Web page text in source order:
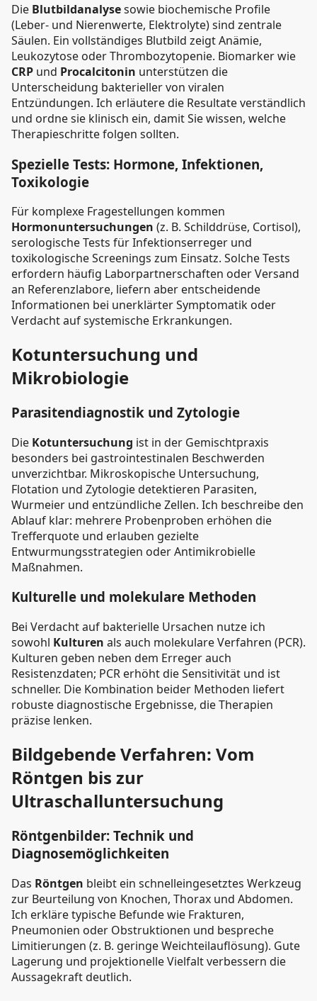
Die Blutbildanalysesowie biochemische Profile
(Leber- und Nierenwerte, Elektrolyte) sind zentrale
Säulen. Ein vollständiges Blutbild zeigt Anämie,
Leukozytose oder Thrombozytopenie. Biomarker wie
CRP und Procalcitonin unterstützen die
Unterscheidung bakterieller von viralen
Entzündungen. Ich erläutere die Resultate verständlich
und ordne sie klinisch ein, damit Sie wissen, welche
Therapieschritte folgen sollten.
Spezielle Tests: Hormone, Infektionen,
Toxikologie
Für komplexe Fragestellungen kommen
Hormonuntersuchungen (z. B. Schilddrüse, Cortisol),
serologische Tests für Infektionserreger und
toxikologische Screenings zum Einsatz. Solche Tests
erfordern häufig Laborpartnerschaften oder Versand
an Referenzlabore, liefern aber entscheidende
Informationen bei unerklärter Symptomatik oder
Verdacht auf systemische Erkrankungen.
Kotuntersuchung und
Mikrobiologie
Parasitendiagnostik und Zytologie
Die Kotuntersuchung ist in der Gemischtpraxis
besonders bei gastrointestinalen Beschwerden
unverzichtbar. Mikroskopische Untersuchung,
Flotation und Zytologie detektieren Parasiten,
Wurmeier und entzündliche Zellen. Ich beschreibe den
Ablauf klar: mehrere Probenproben erhöhen die
Trefferquote und erlauben gezielte
Entwurmungsstrategien oder Antimikrobielle
Maßnahmen.
Kulturelle und molekulare Methoden
Bei Verdacht auf bakterielle Ursachen nutze ich
sowohl Kulturen als auch molekulare Verfahren (PCR).
Kulturen geben neben dem Erreger auch
Resistenzdaten; PCR erhöht die Sensitivität und ist
schneller. Die Kombination beider Methoden liefert
robuste diagnostische Ergebnisse, die Therapien
präzise lenken.
Bildgebende Verfahren: Vom
Röntgen bis zur
Ultraschalluntersuchung
Röntgenbilder: Technik und
Diagnosemöglichkeiten
Das Röntgen bleibt ein schnelleingesetztes Werkzeug
zur Beurteilung von Knochen, Thorax und Abdomen.
Ich erkläre typische Befunde wie Frakturen,
Pneumonien oder Obstruktionen und bespreche
Limitierungen (z. B. geringe Weichteilauflösung). Gute
Lagerung und projektionelle Vielfalt verbessern die
Aussagekraft deutlich.